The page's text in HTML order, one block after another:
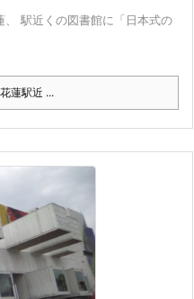
駅近くの図書館に「日本式の
花蓮駅近 ...